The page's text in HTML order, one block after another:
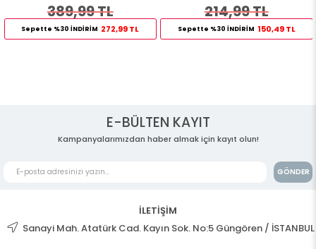
389,99 TL
Sepette %30 İNDİRİM 272,99 TL
214,99 TL
Sepette %30 İNDİRİM 150,49 TL
E-BÜLTEN KAYIT
Kampanyalarımızdan haber almak için kayıt olun!
GÖNDER
İLETİŞİM
Sanayi Mah. Atatürk Cad. Kayın Sok. No:5 Güngören / İSTANBUL